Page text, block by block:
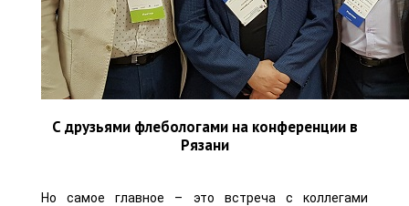
С друзьями флебологами на конференции в
Рязани
Но самое главное – это встреча с коллегами